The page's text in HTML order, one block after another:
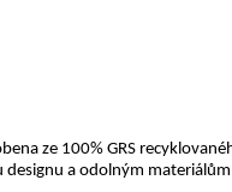
ze 100% GRS
a odolným